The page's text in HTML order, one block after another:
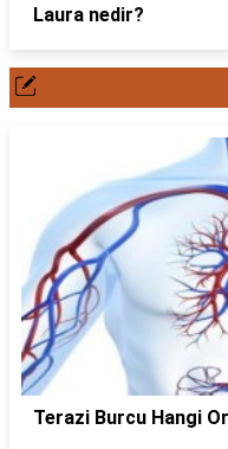
Laura nedir?
Terazi Burcu Hangi